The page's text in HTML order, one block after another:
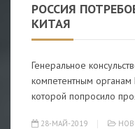
РОССИЯ
КИТАЯ
Генеральное
компетентным органам
которой попросило
28-МАЙ-2019